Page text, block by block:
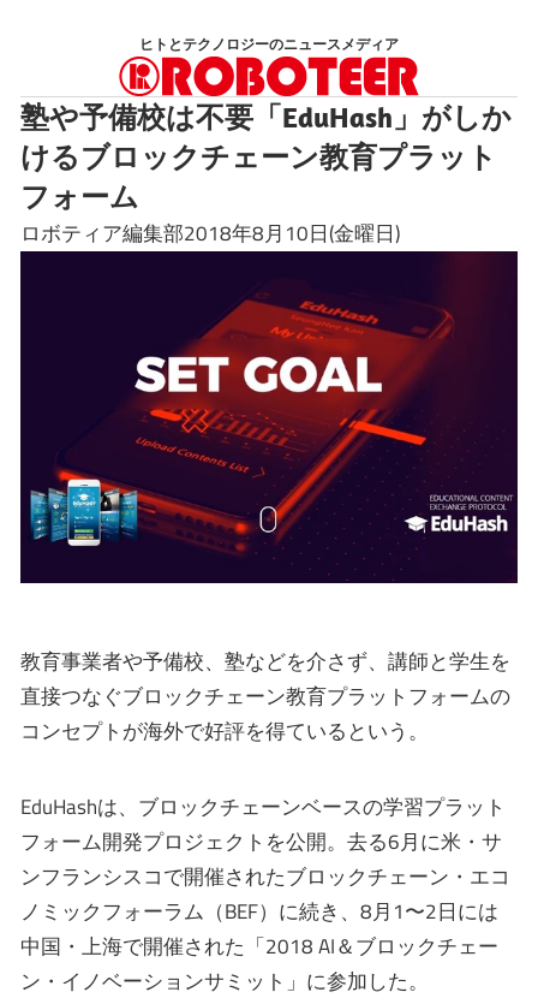
ン
ツ
へ
ス
キ
ヒトとテクノロジーのニュースメディア
塾や予備校は不要「EduHash」がしか
けるブロックチェーン教育プラット
フォーム
ロボティア編集部2018年8月10日(金曜日)
教育事業者や予備校、塾などを介さず、講師と学生を
直接つなぐブロックチェーン教育プラットフォームの
コンセプトが海外で好評を得ているという。
EduHashは、ブロックチェーンベースの学習プラット
フォーム開発プロジェクトを公開。去る6月に米・サ
ンフランシスコで開催されたブロックチェーン・エコ
ノミックフォーラム（BEF）に続き、8月1〜2日には
中国・上海で開催された「2018 AI＆ブロックチェー
ン・イノベーションサミット」に参加した。